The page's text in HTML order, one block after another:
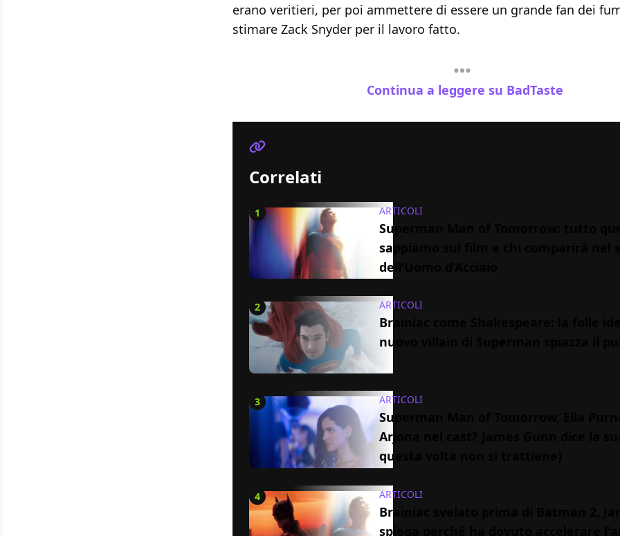
erano veritieri, per poi ammettere di essere un grande fan dei
stimare Zack Snyder per il lavoro fatto.
Continua a leggere su BadTaste
Correlati
1 ARTICOLI
Superman Man of Tomorrow: tutto
sappiamo sul film e chi comparirà nel
dell’Uomo d’Acciaio
2 ARTICOLI
Brainiac come Shakespeare: la folle
nuovo villain di Superman spiazza il
3 ARTICOLI
Superman Man of Tomorrow, Ella
Arjona nel cast? James Gunn dice la
questa volta non si trattiene)
4 ARTICOLI
Brainiac svelato prima di Batman 2,
spiega perché ha dovuto accelerare